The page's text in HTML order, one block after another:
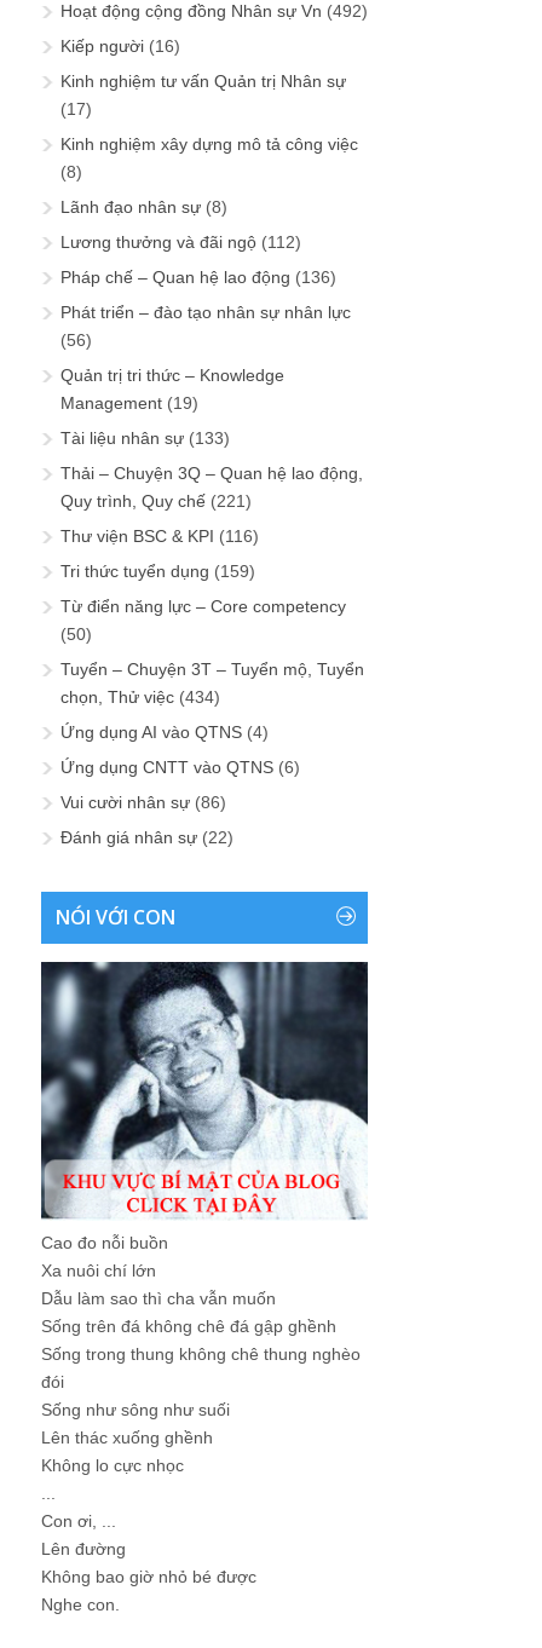
Hoạt động cộng đồng Nhân sự Vn (492)
Kiếp người (16)
Kinh nghiệm tư vấn Quản trị Nhân sự
(17)
Kinh nghiệm xây dựng mô tả công việc
(8)
Lãnh đạo nhân sự (8)
Lương thưởng và đãi ngộ (112)
Pháp chế – Quan hệ lao động (136)
Phát triển – đào tạo nhân sự nhân lực
(56)
Quản trị tri thức – Knowledge
Management (19)
Tài liệu nhân sự (133)
Thải – Chuyện 3Q – Quan hệ lao động,
Quy trình, Quy chế (221)
Thư viện BSC & KPI (116)
Tri thức tuyển dụng (159)
Từ điển năng lực – Core competency
(50)
Tuyển – Chuyện 3T – Tuyển mộ, Tuyển
chọn, Thử việc (434)
Ứng dụng AI vào QTNS (4)
Ứng dụng CNTT vào QTNS (6)
Vui cười nhân sự (86)
Đánh giá nhân sự (22)
NÓI VỚI CON
Cao đo nỗi buồn
Xa nuôi chí lớn
Dẫu làm sao thì cha vẫn muốn
Sống trên đá không chê đá gập ghềnh
Sống trong thung không chê thung nghèo
đói
Sống như sông như suối
Lên thác xuống ghềnh
Không lo cực nhọc
Con ơi, ...
Lên đường
Không bao giờ nhỏ bé được
Nghe con.